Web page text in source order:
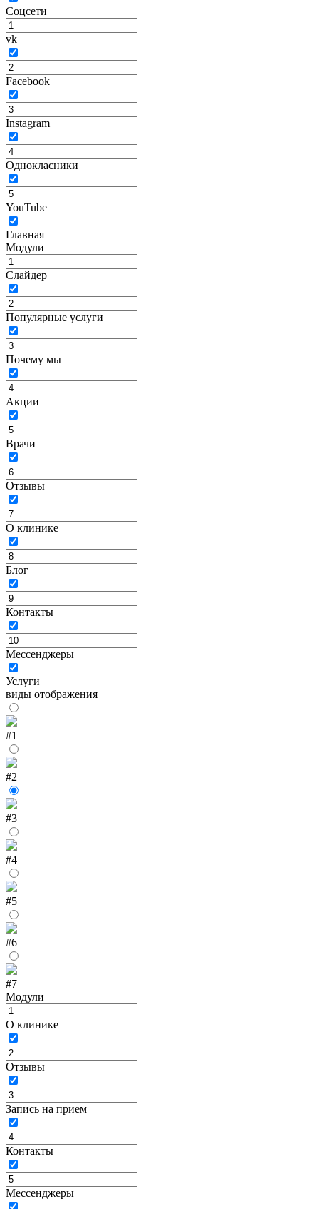
Соцсети
vk
Facebook
Instagram
Однокласники
YouTube
Главная
Модули
Слайдер
Популярные услуги
Почему мы
Акции
Врачи
Отзывы
О клинике
Блог
Контакты
Мессенджеры
Услуги
виды отображения
#1
#2
#3
#4
#5
#6
#7
Модули
О клинике
Отзывы
Запись на прием
Контакты
Мессенджеры